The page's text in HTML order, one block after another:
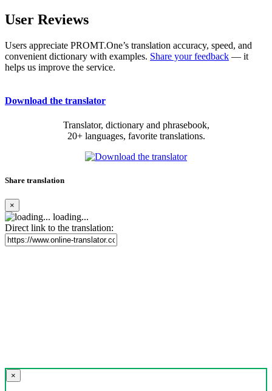
User Reviews
Users appreciate PROMT.One’s translation accuracy, speed, and
convenient dictionary with examples. Share your feedback — it
helps us improve the service.
Download the translator
Translator, dictionary and phrasebook,
20+ languages, favorite translations.
Share translation
×
loading...
Direct link to the translation:
×